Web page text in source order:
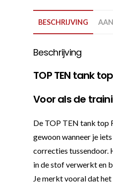
BESCHRIJVING
Beschrijving
TOP TEN tank
Voor als de
De TOP TEN tank top
gewoon wanneer je
correcties tussendoor.
in de stof verwerkt en
Je merkt vooral dat